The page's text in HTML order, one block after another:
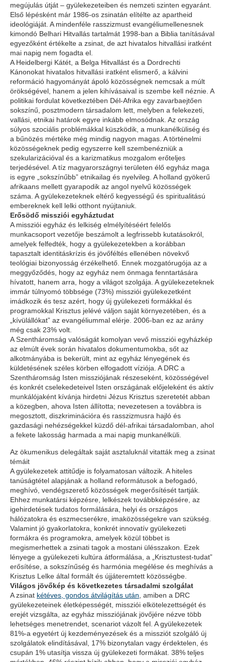
megújulás útját – gyülekezeteiben és nemzeti szinten egyaránt.
Első lépésként már 1986-os zsinatán elítélte az apartheid
ideológiáját. A mindenféle rasszizmust evangéliumellenesnek
kimondó Belhari Hitvallás tartalmát 1998-ban a Biblia tanításával
egyezőként értékelte a zsinat, de azt hivatalos hitvallási iratként
mai napig nem fogadta el.
A Heidelbergi Kátét, a Belga Hitvallást és a Dordrechti
Kánonokat hivatalos hitvallási iratként elismerő, a kálvini
reformáció hagyományát ápoló közösségnek nemcsak a múlt
örökségével, hanem a jelen kihívásaival is szembe kell néznie. A
politikai fordulat következtében Dél-Afrika egy zavarbaejtően
sokszínű, posztmodern társadalom lett, melyben a felekezeti,
vallási, etnikai határok egyre inkább elmosódnak. Az ország
súlyos szociális problémákkal küszködik, a munkanélküliség és
a bűnözés mértéke még mindig nagyon magas. A történelmi
közösségeknek pedig egyszerre kell szembenézniük a
szekularizációval és a karizmatikus mozgalom erőteljes
terjedésével. A tíz magyarországnyi területen élő egyház maga
is egyre „sokszínűbb” etnikailag és nyelvileg. A holland gyökerű
afrikaans mellett gyarapodik az angol nyelvű közösségek
száma. A gyülekezeteknek eltérő kegyességű és spiritualitású
embereknek kell lelki otthont nyújtaniuk.
Erősödő missziói egyháztudat
A missziói egyház és lelkiség elmélyítéséért felelős
munkacsoport vezetője beszámolt a legfrissebb kutatásokról,
amelyek felfedték, hogy a gyülekezetekben a korábban
tapasztalt identitáskrízis és jövőféltés ellenében növekvő
teológiai bizonyosság érzékelhető. Ennek mozgatórugója az a
meggyőződés, hogy az egyház nem önmaga fenntartására
hívatott, hanem arra, hogy a világot szolgája. A gyülekezeteknek
immár túlnyomó többsége (73%) missziói gyülekezetként
imádkozik és tesz azért, hogy új gyülekezeti formákkal és
programokkal Krisztus jelévé váljon saját környezetében, és a
„kívülállókat” az evangéliummal elérje. 2006-ban ez az arány
még csak 23% volt.
A Szentháromság valóságát komolyan vevő missziói egyházkép
az elmúlt évek során hivatalos dokumentumokba, sőt az
alkotmányába is bekerült, mint az egyház lényegének és
küldetésének széles körben elfogadott víziója. A DRC a
Szentháromság Isten missziójának részeseként, közösségével
és konkrét cselekedeteivel Isten országának előjeleként és aktív
munkálójaként kívánja hirdetni Jézus Krisztus szeretetét abban
a közegben, ahova Isten állította; nevezetesen a továbbra is
megosztott, diszkriminációra és rasszizmusra hajló és
gazdasági nehézségekkel küzdő dél-afrikai társadalomban, ahol
a fekete lakosság harmada a mai napig munkanélküli.
Az ökumenikus delegáltak saját asztaluknál vitatták meg a zsinat
témáit
A gyülekezetek attitűdje is folyamatosan változik. A hiteles
tanúságtétel alapjának a holland reformátusok a befogadó,
meghívó, vendégszerető közösségek megerősítését tartják.
Ehhez munkatársi képzésre, lelkészek továbbképzésére, az
igehirdetések tudatos formálására, helyi és országos
hálózatokra és eszmecserékre, imaközösségekre van szükség.
Valamint jó gyakorlatokra, konkrét innovatív gyülekezeti
formákra és programokra, amelyek közül többet is
megismerhettek a zsinati tagok a mostani ülésszakon. Ezek
lényege a gyülekezeti kultúra átformálása, a „Krisztustest-tudat”
erősítése, a sokszínűség és harmónia megélése és meghívás a
Krisztus Lelke által formált és újjáteremtett közösségbe.
Világos jövőkép és következetes társadalmi szolgálat
A zsinat kétéves, gondos átvilágítás után , amiben a DRC
gyülekezeteinek életképességét, missziói elkötelezettségét és
erejét vizsgálta, az egyház missziójának jövőjére nézve több
lehetséges menetrendet, scenariot vázolt fel. A gyülekezetek
81%-a egyetért új kezdeményezések és a missziót szolgáló új
szolgálatok elindításával, 17% bizonytalan vagy érdektelen, és
csupán 1% utasítja vissza új gyülekezeti formákat. 38% teljes